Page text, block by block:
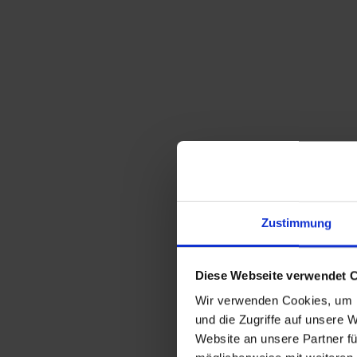
Zustimmung
Diese Webseite verwendet
Wir verwenden Cookies,
und die Zugriffe auf unsere
Website an unsere Partner